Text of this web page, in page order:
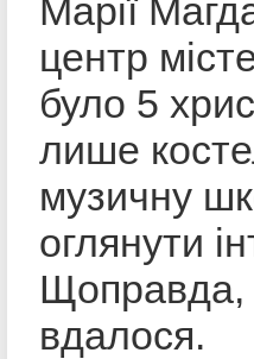
Марії
центр
було 5
лише
музичну
оглянути
Щоправда,
вдалося.